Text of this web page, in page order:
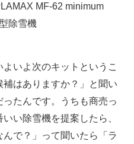
MF-62 minimum
除雪機
いよ次のキットというこ
はありますか？」と聞い
たんです。うちも商売っ
い除雪機を提案したら、
で？」って聞いたら「ラ